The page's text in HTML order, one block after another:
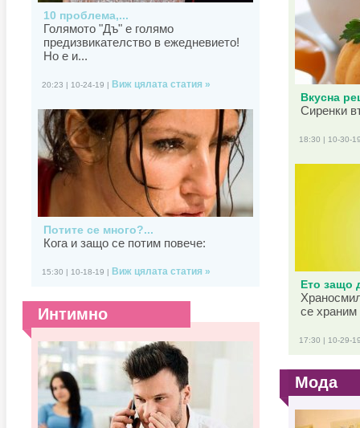
10 проблема,...
Голямото "Дъ" е голямо
предизвикателство в ежедневието!
Но е и...
20:23 | 10-24-19 | Виж цялата статия »
Потите се много?...
Кога и защо се потим повече:
15:30 | 10-18-19 | Виж цялата статия »
Интимно
Вкусна
Сиренки
18:30 | 10-30-
Ето защо
се храним
17:30 | 10-29-
Мода